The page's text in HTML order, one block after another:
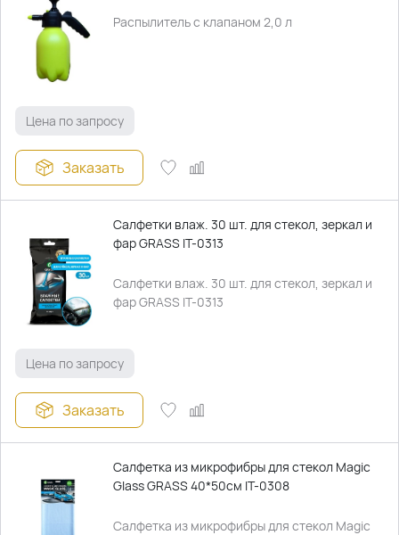
Распылитель с клапаном 2,0 л
Цена по запросу
Заказать
Салфетки влаж. 30 шт. для стекол, зеркал и
фар GRASS IT-0313
Салфетки влаж. 30 шт. для стекол, зеркал и
фар GRASS IT-0313
Цена по запросу
Заказать
Салфетка из микрофибры для стекол Magic
Glass GRASS 40*50см IT-0308
Салфетка из микрофибры для стекол Magic